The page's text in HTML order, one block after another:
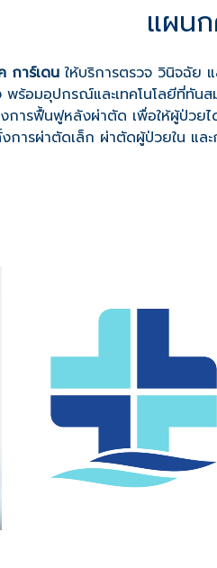
แผน
การ์เดน ให้บริการตรวจ วินิจฉัย
อมอุปกรณ์และเทคโนโลยีที่ทันส
ารฟื้นฟูหลังผ่าตัด เพื่อให้ผู้ป่วย
การผ่าตัดเล็ก ผ่าตัดผู้ป่วยใน แ